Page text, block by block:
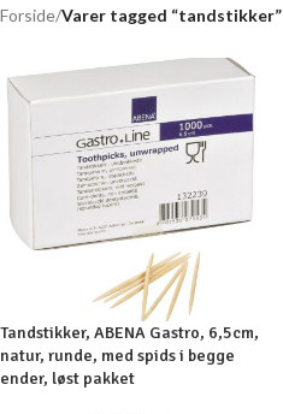
Forside/Varer tagged “tandstikker”
Tandstikker, ABENA Gastro, 6,5cm,
natur, runde, med spids i begge
ender, løst pakket